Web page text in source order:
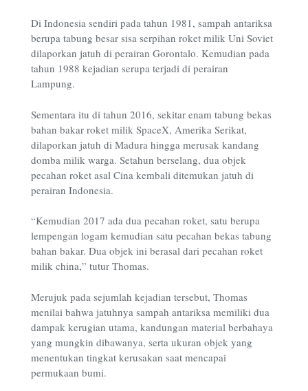
Di Indonesia sendiri pada tahun 1981, sampah antariksa
berupa tabung besar sisa serpihan roket milik Uni Soviet
dilaporkan jatuh di perairan Gorontalo. Kemudian pada
tahun 1988 kejadian serupa terjadi di perairan
Lampung.
Sementara itu di tahun 2016, sekitar enam tabung bekas
bahan bakar roket milik SpaceX, Amerika Serikat,
dilaporkan jatuh di Madura hingga merusak kandang
domba milik warga. Setahun berselang, dua objek
pecahan roket asal Cina kembali ditemukan jatuh di
perairan Indonesia.
“Kemudian 2017 ada dua pecahan roket, satu berupa
lempengan logam kemudian satu pecahan bekas tabung
bahan bakar. Dua objek ini berasal dari pecahan roket
milik china,” tutur Thomas.
Merujuk pada sejumlah kejadian tersebut, Thomas
menilai bahwa jatuhnya sampah antariksa memiliki dua
dampak kerugian utama, kandungan material berbahaya
yang mungkin dibawanya, serta ukuran objek yang
menentukan tingkat kerusakan saat mencapai
permukaan bumi.